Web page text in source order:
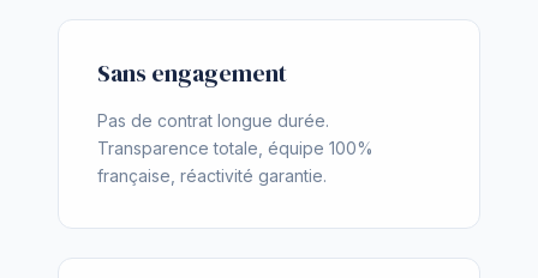
Sans engagement
Pas de contrat longue durée.
Transparence totale, équipe 100%
française, réactivité garantie.